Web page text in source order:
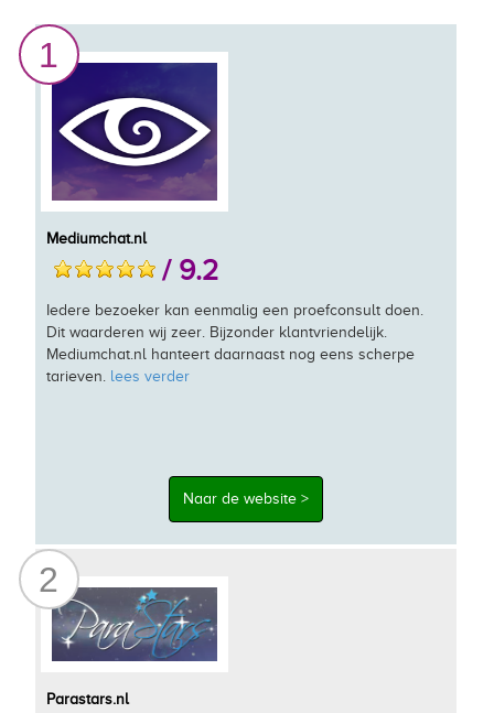
1
Mediumchat.nl
/ 9.2
Iedere bezoeker kan eenmalig een proefconsult doen.
Dit waarderen wij zeer. Bijzonder klantvriendelijk.
Mediumchat.nl hanteert daarnaast nog eens scherpe
tarieven. lees verder
Naar de website >
2
Parastars.nl